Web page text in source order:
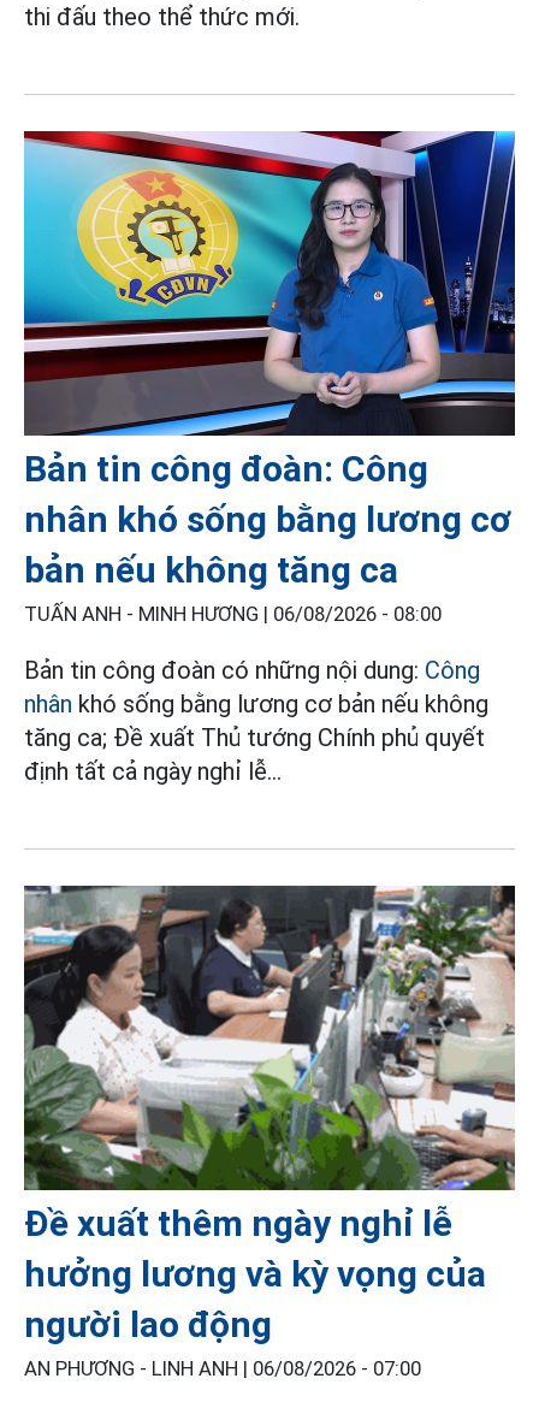
thi đấu theo thể thức mới.
Bản tin công đoàn: Công
nhân khó sống bằng lương cơ
bản nếu không tăng ca
TUẤN ANH - MINH HƯƠNG | 06/08/2026 - 08:00
Bản tin công đoàn có những nội dung: Công
nhân khó sống bằng lương cơ bản nếu không
tăng ca; Đề xuất Thủ tướng Chính phủ quyết
định tất cả ngày nghỉ lễ...
Đề xuất thêm ngày nghỉ lễ
hưởng lương và kỳ vọng của
người lao động
AN PHƯƠNG - LINH ANH | 06/08/2026 - 07:00